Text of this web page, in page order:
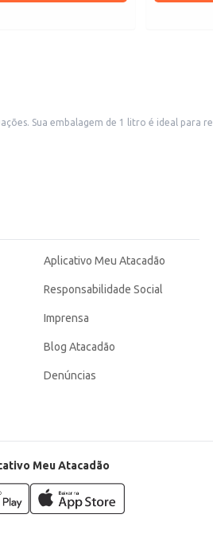
final e para o varejo. Sua apresentação
Aplicativo Meu Atacadão
Responsabilidade Social
Imprensa
Blog Atacadão
Denúncias
Meu Atacadão